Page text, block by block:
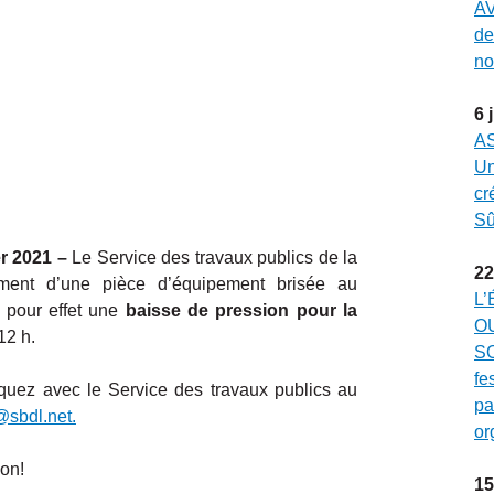
2021 –Le Service des travaux publics de la
d’une pièce d’équipement brisée au
pour effet une baisse de pression pour la
h.
avec le Service des travaux publics au
6
22
15